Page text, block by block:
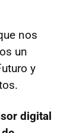
nos
un
y
digital